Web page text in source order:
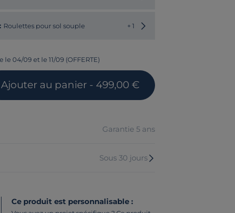
Roulettes pour sol souple + 1 Choisir une autre valeur
le 04/09 et le 11/09 (OFFERTE)
Ajouter au panier - 499,00 €
Garantie 5 ans
Sous 30 jours
Ce produit est personnalisable :